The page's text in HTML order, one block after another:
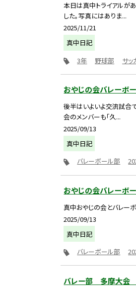
本日は真中トライアルが
した。写真にはありま...
2025/11/21
真中日記
3年
野球部 サッ
おやじの会バレーボ
後半はいよいよ交流試合
会のメンバーも「久...
2025/09/13
真中日記
バレーボール部
おやじの会バレーボ
真中おやじの会とバレー
2025/09/13
真中日記
バレーボール部
バレー部 多摩大会